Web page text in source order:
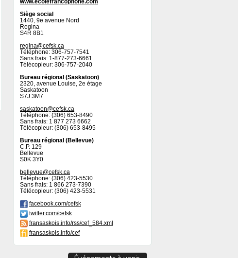
Siège social
1440, 9e avenue Nord
Regina
S4R 8B1
regina@cefsk.ca
Téléphone: 306-757-7541
Sans frais: 1-877-273-6661
Télécopieur: 306-757-2040
Bureau régional (Saskatoon)
2320, avenue Louise, 2e étage
Saskatoon
S7J 3M7
saskatoon@cefsk.ca
Téléphone: (306) 653-8490
Sans frais: 1 877 273 6662
Télécopieur: (306) 653-8495
Bureau régional (Bellevue)
C.P. 129
Bellevue
S0K 3Y0
bellevue@cefsk.ca
Téléphone: (306) 423-5530
Sans frais: 1 866 273-7390
Télécopieur: (306) 423-5531
facebook.com/cefsk
twitter.com/cefsk
fransaskois.info/rss/cef_584.xml
fransaskois.info/cef